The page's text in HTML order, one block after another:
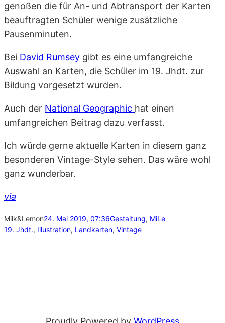
genoßen die für An- und Abtransport der Karten
beauftragten Schüler wenige zusätzliche
Pausenminuten.
Bei David Rumsey gibt es eine umfangreiche
Auswahl an Karten, die Schüler im 19. Jhdt. zur
Bildung vorgesetzt wurden.
Auch der National Geographic hat einen
umfangreichen Beitrag dazu verfasst.
Ich würde gerne aktuelle Karten in diesem ganz
besonderen Vintage-Style sehen. Das wäre wohl
ganz wunderbar.
via
Milk&Lemon24. Mai 2019, 07:36Gestaltung, MiLe
19. Jhdt., Illustration, Landkarten, Vintage